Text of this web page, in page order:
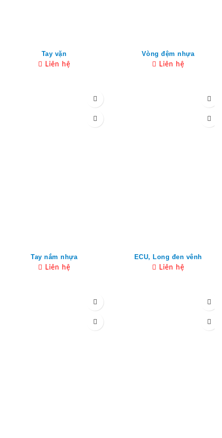
Tay vặn
Liên hệ
Vòng đệm nhựa
Liên hệ
Tay nắm nhựa
Liên hệ
ECU, Long đen vênh
Liên hệ